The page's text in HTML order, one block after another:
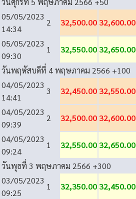
05/05/2023
14:34
2 32,500.00 32,600.00
05/05/2023
09:30
1 32,550.00 32,650.00
วันพฤหัสบดีที่ 4 พฤษภาคม 2566 +100
04/05/2023
14:41
3 32,450.00 32,550.00
04/05/2023
09:39
2 32,500.00 32,600.00
04/05/2023
09:24
1 32,550.00 32,650.00
วันพุธที่ 3 พฤษภาคม 2566 +300
03/05/2023
09:25
1 32,350.00 32,450.00